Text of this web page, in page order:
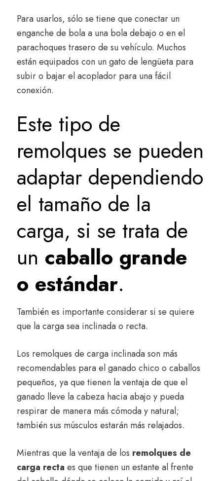
Para usarlos, sólo se tiene que conectar un
enganche de bola a una bola debajo o en el
parachoques trasero de su vehículo. Muchos
están equipados con un gato de lengüeta para
subir o bajar el acoplador para una fácil
conexión.
Este tipo de
remolques se pueden
adaptar dependiendo
el tamaño de la
carga, si se trata de
un caballo grande
o estándar.
También es importante considerar si se quiere
que la carga sea inclinada o recta.
Los remolques de carga inclinada son más
recomendables para el ganado chico o caballos
pequeños, ya que tienen la ventaja de que el
ganado lleve la cabeza hacia abajo y pueda
respirar de manera más cómoda y natural;
también sus músculos estarán más relajados.
Mientras que la ventaja de los remolques de
carga recta es que tienen un estante al frente